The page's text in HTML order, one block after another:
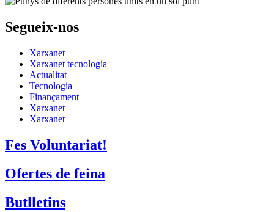
Segueix-nos
Xarxanet
Xarxanet tecnologia
Actualitat
Tecnologia
Finançament
Xarxanet
Xarxanet
Fes Voluntariat!
Ofertes de feina
Butlletins